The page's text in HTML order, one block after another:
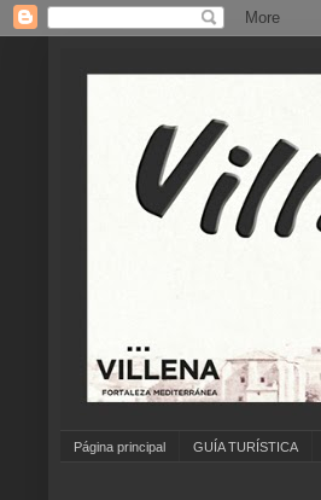
Página principal GUÍA TURÍSTICA